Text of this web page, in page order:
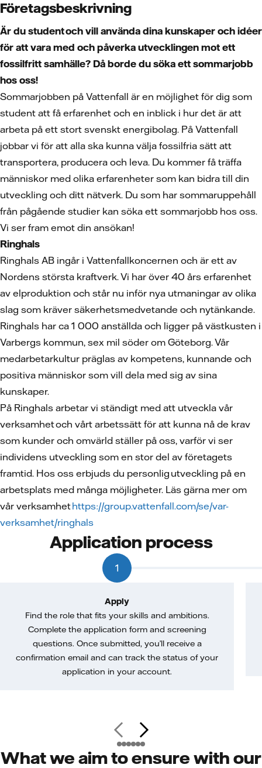
Företagsbeskrivning
Är du student och vill använda dina kunskaper och idéer
för att vara med och påverka utvecklingen mot ett
fossilfritt samhälle? Då borde du söka ett sommarjobb
hos oss!
Sommarjobben på Vattenfall är en möjlighet för dig som
student att få erfarenhet och en inblick i hur det är att
arbeta på ett stort svenskt energibolag. På Vattenfall
jobbar vi för att alla ska kunna välja fossilfria sätt att
transportera, producera och leva. Du kommer få träffa
människor med olika erfarenheter som kan bidra till din
utveckling och ditt nätverk. Du som har sommaruppehåll
från pågående studier kan söka ett sommarjobb hos oss.
Vi ser fram emot din ansökan!
Ringhals
Ringhals AB ingår i Vattenfallkoncernen och är ett av
Nordens största kraftverk. Vi har över 40 års erfarenhet
av elproduktion och står nu inför nya utmaningar av olika
slag som kräver säkerhetsmedvetande och nytänkande.
Ringhals har ca 1 000 anställda och ligger på västkusten i
Varbergs kommun, sex mil söder om Göteborg. Vår
medarbetarkultur präglas av kompetens, kunnande och
positiva människor som vill dela med sig av sina
kunskaper.
På Ringhals arbetar vi ständigt med att utveckla vår
verksamhet och vårt arbetssätt för att kunna nå de krav
som kunder och omvärld ställer på oss, varför vi ser
individens utveckling som en stor del av företagets
framtid. Hos oss erbjuds du personlig utveckling på en
arbetsplats med många möjligheter. Läs gärna mer om
vår verksamhethttps://group.vattenfall.com/se/var-
verksamhet/ringhals
Application process
1
Apply
Find the role that fits your skills and ambitions.
Complete the application form and screening
questions. Once submitted, you’ll receive a
confirmation email and can track the status of your
application in your account.
What we aim to ensure with our